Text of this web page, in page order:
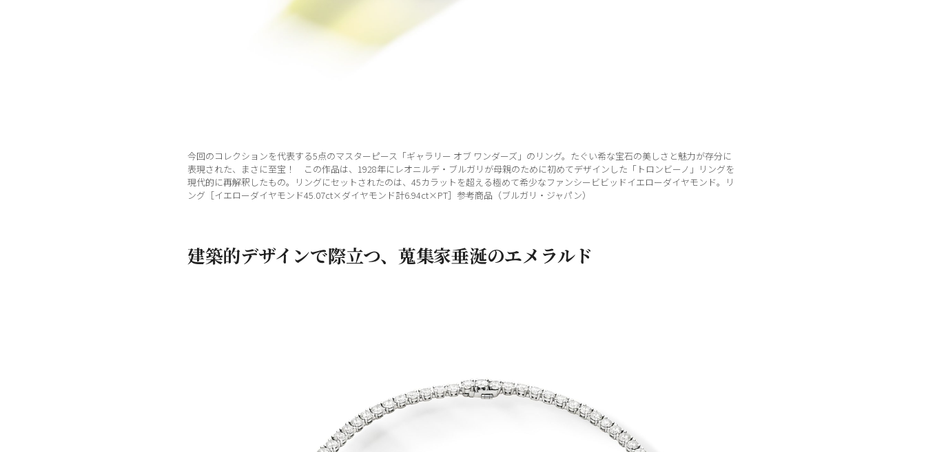
今回のコレクションを代表する5点のマスターピース「ギャラリー オブ ワンダーズ」のリング。たぐい希な宝石の美しさと魅力が存分に
表現された、まさに至宝！ この作品は、1928年にレオニルデ・ブルガリが母親のために初めてデザインした「トロンビーノ」リングを
現代的に再解釈したもの。リングにセットされたのは、45カラットを超える極めて希少なファンシービビッドイエローダイヤモンド。リ
ング［イエローダイヤモンド45.07ct×ダイヤモンド計6.94ct×PT］参考商品（ブルガリ・ジャパン）
建築的デザインで際立つ、蒐集家垂涎のエメラルド